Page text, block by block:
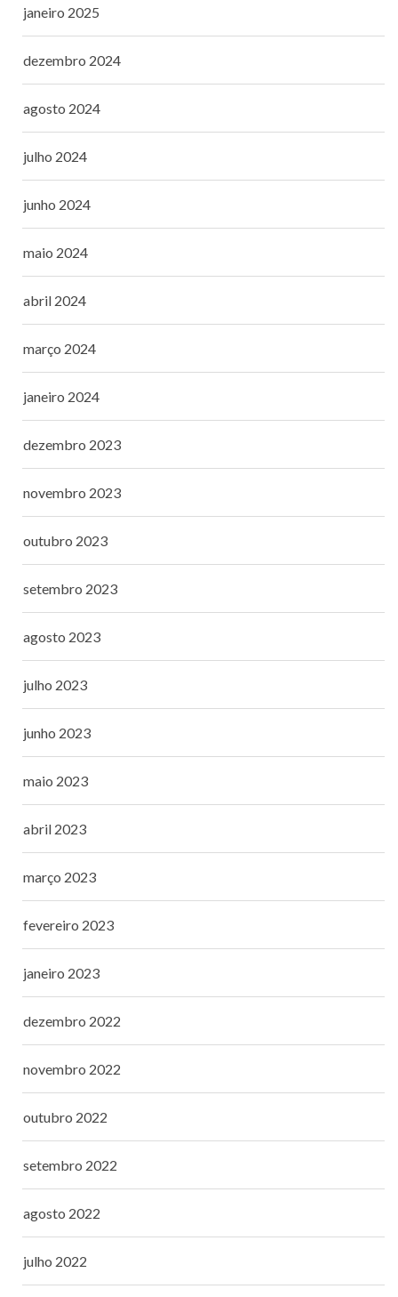
janeiro 2025
dezembro 2024
agosto 2024
julho 2024
junho 2024
maio 2024
abril 2024
março 2024
janeiro 2024
dezembro 2023
novembro 2023
outubro 2023
setembro 2023
agosto 2023
julho 2023
junho 2023
maio 2023
abril 2023
março 2023
fevereiro 2023
janeiro 2023
dezembro 2022
novembro 2022
outubro 2022
setembro 2022
agosto 2022
julho 2022